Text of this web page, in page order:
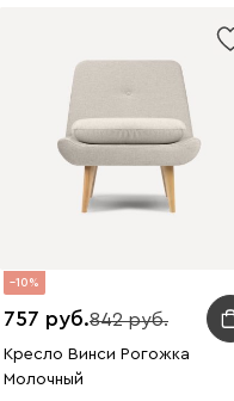
10
757 842
Кресло Винси Рогожка
Молочный